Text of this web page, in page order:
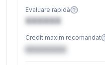
Evaluare rapidă
XXXXXX
Credit maxim recomandat
€XXXXXX